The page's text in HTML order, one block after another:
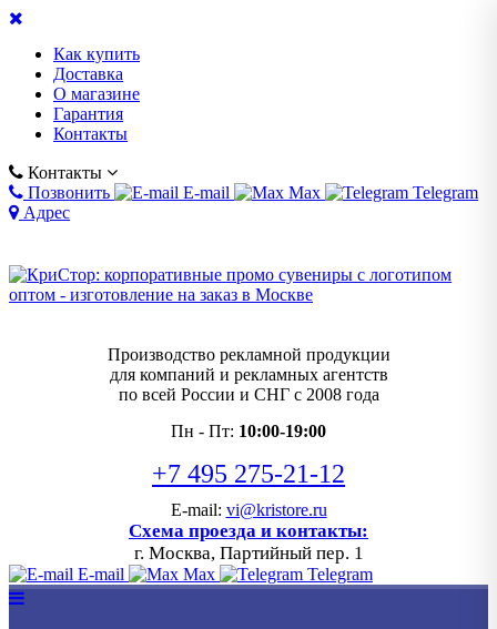
Как купить
Доставка
О магазине
Гарантия
Контакты
Контакты
Позвонить
E-mail Max
Telegram
Адрес
Производство рекламной продукции
для компаний и рекламных агентств
по всей России и СНГ с 2008 года
Пн - Пт: 10:00-19:00
+7 495 275-21-12
E-mail: vi@kristore.ru
Схема проезда и контакты:
г. Москва, Партийный пер. 1
E-mail Max Telegram